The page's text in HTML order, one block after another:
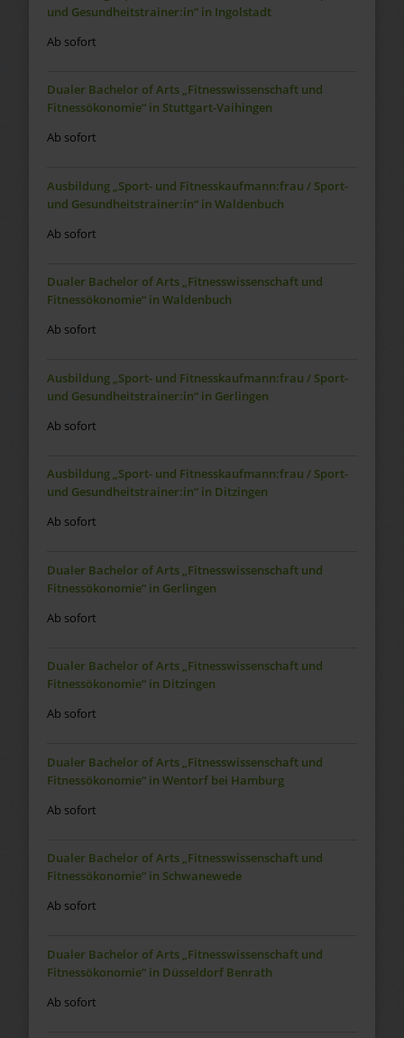
und Gesundheitstrainer:in“ in Ingolstadt
Ab sofort
Dualer Bachelor of Arts „Fitnesswissenschaft und
Fitnessökonomie“ in Stuttgart-Vaihingen
Ab sofort
Ausbildung „Sport- und Fitnesskaufmann:frau / Sport-
und Gesundheitstrainer:in“ in Waldenbuch
Ab sofort
Dualer Bachelor of Arts „Fitnesswissenschaft und
Fitnessökonomie“ in Waldenbuch
Ab sofort
Ausbildung „Sport- und Fitnesskaufmann:frau / Sport-
und Gesundheitstrainer:in“ in Gerlingen
Ab sofort
Ausbildung „Sport- und Fitnesskaufmann:frau / Sport-
und Gesundheitstrainer:in“ in Ditzingen
Ab sofort
Dualer Bachelor of Arts „Fitnesswissenschaft und
Fitnessökonomie“ in Gerlingen
Ab sofort
Dualer Bachelor of Arts „Fitnesswissenschaft und
Fitnessökonomie“ in Ditzingen
Ab sofort
Dualer Bachelor of Arts „Fitnesswissenschaft und
Fitnessökonomie“ in Wentorf bei Hamburg
Ab sofort
Dualer Bachelor of Arts „Fitnesswissenschaft und
Fitnessökonomie“ in Schwanewede
Ab sofort
Dualer Bachelor of Arts „Fitnesswissenschaft und
Fitnessökonomie“ in Düsseldorf Benrath
Ab sofort